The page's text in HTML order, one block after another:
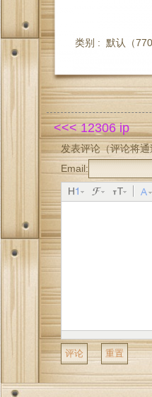
类别 : 默认 （
<<< 12306 ip
发表评论（评论将
Email: